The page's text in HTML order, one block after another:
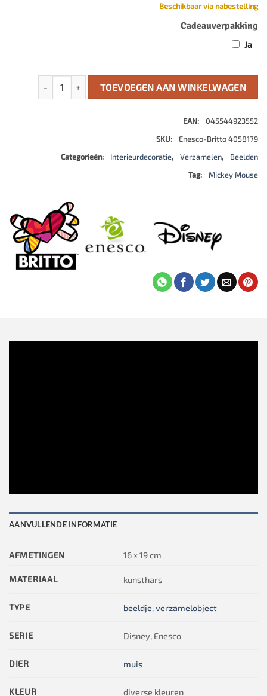
Beschikbaar via nabestelling
Cadeauverpakking
Ja
Mickey & Minnie Mouse Wedding aantal
TOEVOEGEN AAN WINKELWAGEN
EAN:
045544923552
SKU:
Enesco-Britto 4058179
Categorieën:
Interieurdecoratie, Verzamelen,
Beelden
Tag:
Mickey Mouse
AANVULLENDE INFORMATIE
AFMETINGEN 16 × 19 cm
MATERIAAL kunsthars
TYPE beeldje,verzamelobject
SERIE Disney, Enesco
DIER muis
KLEUR diverse kleuren